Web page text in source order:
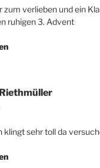
zum verlieben und ein
ruhigen 3. Advent
klingt sehr toll da